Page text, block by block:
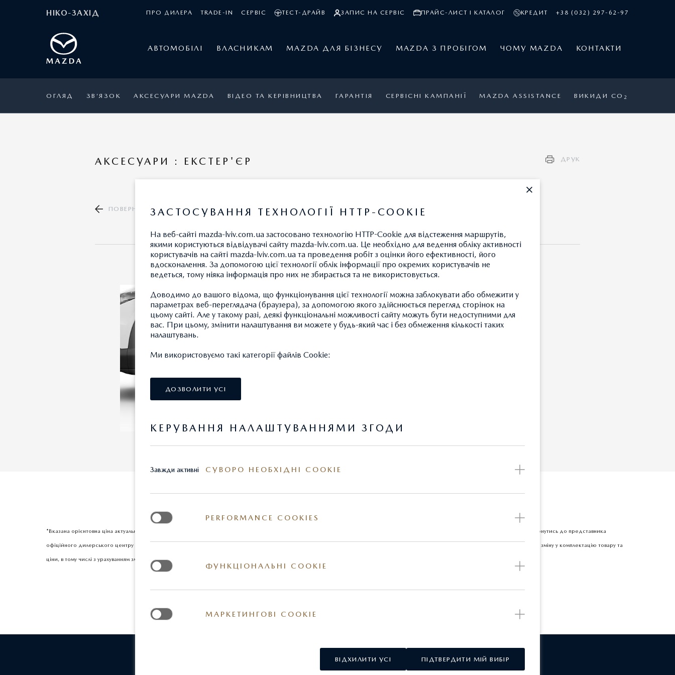
НІКО-ЗАХІД ПРО ДИЛЕРА TRADE-IN СЕРВІС ТЕСТ-ДРАЙВ ЗАПИС НА СЕРВІС ПРАЙС-ЛИСТ І КАТАЛОГ КРЕДИТ +38 (032) 297-62-97
АВТОМОБІЛІ ВЛАСНИКАМ MAZDA ДЛЯ БІЗНЕСУ MAZDA З ПРОБІГОМ ЧОМУ MAZDA КОНТАКТИ
ОГЛЯД ЗВ’ЯЗОК АКСЕСУАРИ MAZDA ВІДЕО ТА КЕРІВНИЦТВА ГАРАНТІЯ СЕРВІСНІ КАМПАНІЇ MAZDA ASSISTANCE ВИКИДИ CO 2
АКСЕСУАРИ : ЕКСТЕР'ЄР
ПОВЕРНУТИСЯ ДО КАТАЛОГУ АКСЕСУАРІВ
ДРУК
ЛЕГКОСПЛАВНИЙ ДИСК 18"
25 611,11 ГРН.*
*Вказана орієнтовна ціна актуальна на момент оновлення інформації на сайті. За більш детальною інформацією стосовно вартості та наявності конкретної одиниці товару прохання звернутись до представника
офіційного дилерського центру Mazda. Реальні кольори та деякі зовнішні та / або внутрішні елементи обладнання можуть відрізнятись. Постачальник залишає за собою право вносити зміну у комплектацію товару та
ціни, в тому числі з урахуванням змін міжбанківського курсу долару США.
ЗАСТОСУВАННЯ ТЕХНОЛОГІЇ HTTP-COOKIE
На веб-сайті mazda-lviv.com.ua застосовано технологію HTTP-Cookie для відстеження маршрутів,
якими користуються відвідувачі сайту mazda-lviv.com.ua. Це необхідно для ведення обліку активності
користувачів на сайті mazda-lviv.com.ua та проведення робіт з оцінки його ефективності, його
вдосконалення. За допомогою цієї технології облік інформації про окремих користувачів не
ведеться, тому ніяка інформація про них не збирається та не використовується.
Доводимо до вашого відома, що функціонування цієї технології можна заблокувати або обмежити у
параметрах веб-переглядача (браузера), за допомогою якого здійснюється перегляд сторінок на
цьому сайті. Але у такому разі, деякі функціональні можливості сайту можуть бути недоступними для
вас. При цьому, змінити налаштування ви можете у будь-який час і без обмеження кількості таких
налаштувань.
Ми використовуємо такі категорії файлів Cookie:
ДОЗВОЛИТИ УСІ
КЕРУВАННЯ НАЛАШТУВАННЯМИ ЗГОДИ
Завжди активні СУВОРО НЕОБХІДНІ COOKIE
PERFORMANCE COOKIES
ФУНКЦІОНАЛЬНІ COOKIE
МАРКЕТИНГОВІ COOKIE
ВІДХИЛИТИ УСІ ПІДТВЕРДИТИ МІЙ ВИБІР